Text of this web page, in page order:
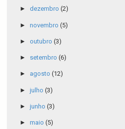
► dezembro (2)
► novembro (5)
► outubro (3)
► setembro (6)
► agosto (12)
► julho (3)
► junho (3)
► maio (5)